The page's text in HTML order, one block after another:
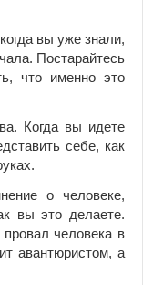
вы уже знали,
Постарайтесь
что именно это
Когда вы идете
себе, как
о человеке,
вы это делаете.
человека в
авантюристом, а